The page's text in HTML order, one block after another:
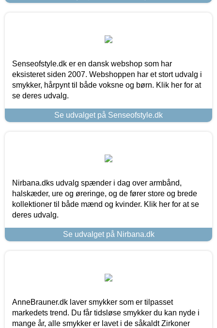
Senseofstyle.dk er en dansk webshop som har
eksisteret siden 2007. Webshoppen har et stort udvalg i
smykker, hårpynt til både voksne og børn. Klik her for at
se deres udvalg.
Se udvalget på Senseofstyle.dk
Nirbana.dks udvalg spænder i dag over armbånd,
halskæder, ure og øreringe, og de fører store og brede
kollektioner til både mænd og kvinder. Klik her for at se
deres udvalg.
Se udvalget på Nirbana.dk
AnneBrauner.dk laver smykker som er tilpasset
markedets trend. Du får tidsløse smykker du kan nyde i
mange år, alle smykker er lavet i de såkaldt Zirkoner